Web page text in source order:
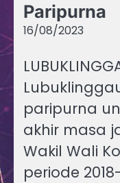
Paripurna
16/08/2023
paripurna
akhir masa
Wakil Wali
periode